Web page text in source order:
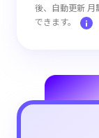
後、自動更新 月
できます。